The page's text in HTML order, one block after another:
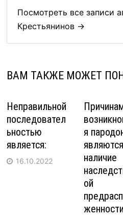
Посмотреть все записи
Крестьянинов →
ВАМ ТАКЖЕ МОЖЕТ
Неправильной
последовател
ьностью
является:
16.10.2022
я
являются
наличие
ой